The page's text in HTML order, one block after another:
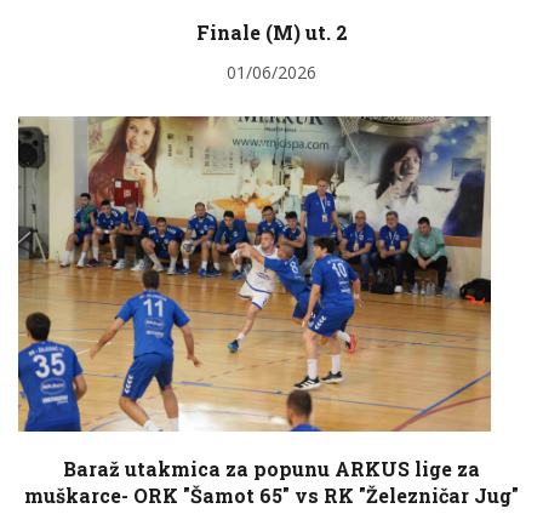
Finale (M) ut. 2
01/06/2026
Baraž utakmica za popunu ARKUS lige za
muškarce- ORK "Šamot 65" vs RK "Železničar Jug"